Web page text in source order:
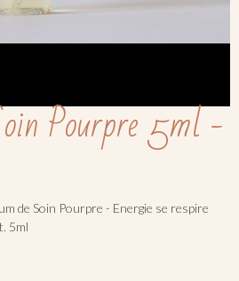
Pourpre 5ml -
de Soin Pourpre - Energie se respire
5ml